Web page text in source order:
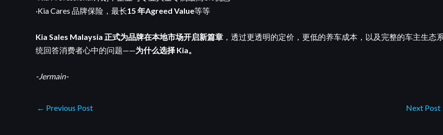
·Kia Cares 品牌保险，最长15 年Agreed Value等等
Kia Sales Malaysia 正式为品牌在本地市场开启新篇章 ，透过更透明的定价，更低的养车成本，以及完整的车主生态
统回答消费者心中的问题——为什么选择 Kia。
-Jermain-
← Previous Post Next Post